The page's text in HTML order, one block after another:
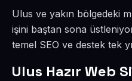
Ulus ve yakın bölgedeki
işini baştan sona
temel SEO ve destek tek
Ulus Hazır Web